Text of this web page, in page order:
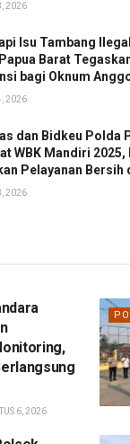
2026
Isu Tambang
Barat
bagi Oknum
2026
dan Bidkeu Polda
WBK Mandiri
Pelayanan
2026
6, 2026